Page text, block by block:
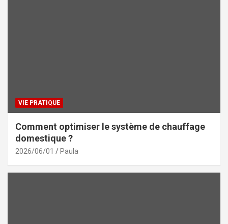
VIE PRATIQUE
Comment optimiser le système de chauffage
domestique ?
2026/06/01 Paula